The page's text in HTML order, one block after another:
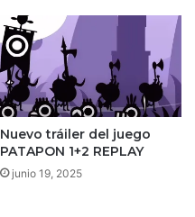
Nuevo tráiler del juego
PATAPON 1+2 REPLAY
junio 19, 2025